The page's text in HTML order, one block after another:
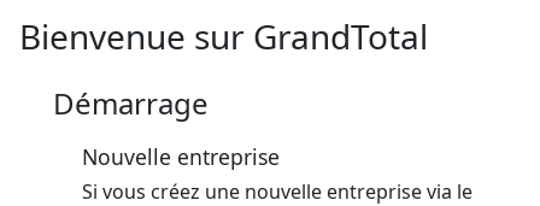
Bienvenue sur GrandTotal
Démarrage
Nouvelle entreprise
Si vous créez une nouvelle entreprise via le